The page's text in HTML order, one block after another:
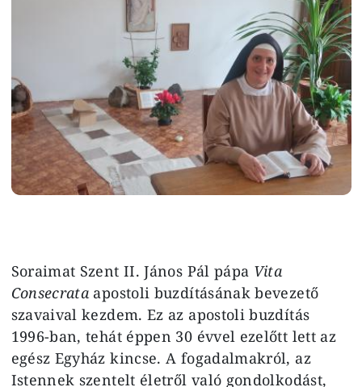
Soraimat Szent II. János Pál pápa Vita
Consecrata apostoli buzdításának bevezető
szavaival kezdem. Ez az apostoli buzdítás
1996-ban, tehát éppen 30 évvel ezelőtt lett az
egész Egyház kincse. A fogadalmakról, az
Istennek szentelt életről való gondolkodást,